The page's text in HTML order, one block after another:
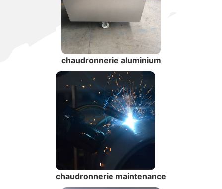
chaudronnerie aluminium
chaudronnerie maintenance